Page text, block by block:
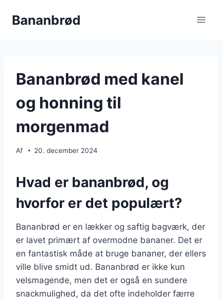
Bananbrød
Bananbrød med kanel
og honning til
morgenmad
Af 20. december 2024
Hvad er bananbrød, og
hvorfor er det populært?
Bananbrød er en lækker og saftig bagværk, der
er lavet primært af overmodne bananer. Det er
en fantastisk måde at bruge bananer, der ellers
ville blive smidt ud. Bananbrød er ikke kun
velsmagende, men det er også en sundere
snackmulighed, da det ofte indeholder færre